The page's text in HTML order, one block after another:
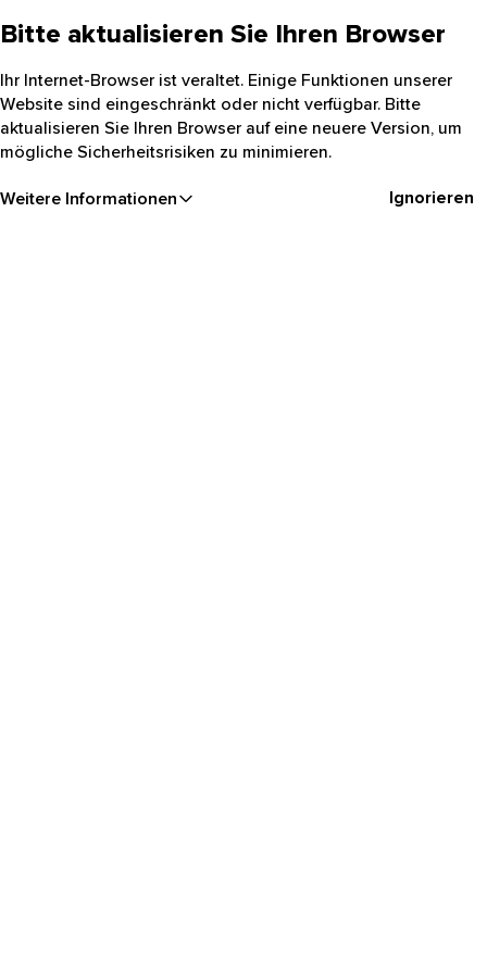
Bitte aktualisieren Sie Ihren Browser
Ihr Internet-Browser ist veraltet. Einige Funktionen unserer
Website sind eingeschränkt oder nicht verfügbar. Bitte
aktualisieren Sie Ihren Browser auf eine neuere Version, um
mögliche Sicherheitsrisiken zu minimieren.
Weitere Informationen Ignorieren